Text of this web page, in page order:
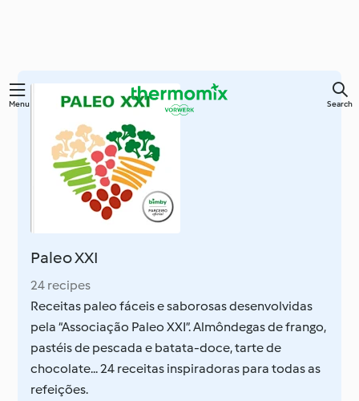
Skip
Menu Search
Paleo XXI
24 recipes
Receitas paleo fáceis e saborosas desenvolvidas
pela “Associação Paleo XXI”. Almôndegas de frango,
pastéis de pescada e batata-doce, tarte de
chocolate... 24 receitas inspiradoras para todas as
refeições.